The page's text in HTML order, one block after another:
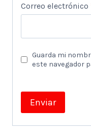
Correo electrónico
Guarda mi
este navegador